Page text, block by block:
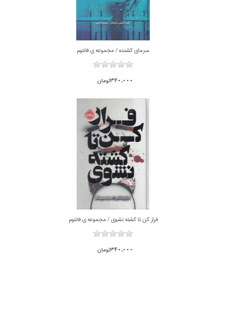
سرماي كشنده / مجموعه ي فانتوم
340,000تومان
فرار كن تا كشته نشوي / مجموعه ي فانتوم
340,000تومان